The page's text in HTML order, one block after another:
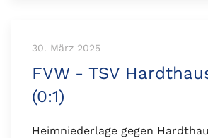
30. März 2025
FVW - TSV
(0:1)
Heimniederlage gegen